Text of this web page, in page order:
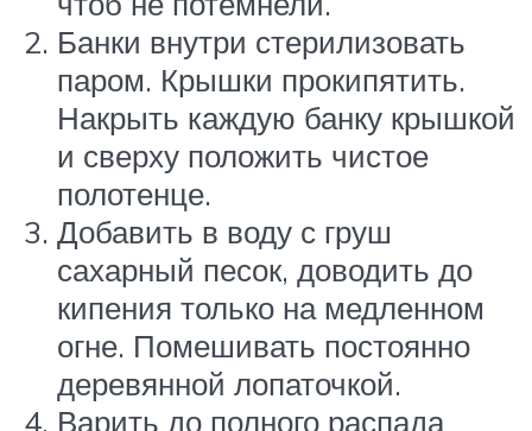
Банки внутри стерилизовать
паром. Крышки прокипятить.
Накрыть каждую банку крышкой
и сверху положить чистое
полотенце.
Добавить в воду с груш
сахарный песок, доводить до
кипения только на медленном
огне. Помешивать постоянно
деревянной лопаточкой.
Варить до полного распада